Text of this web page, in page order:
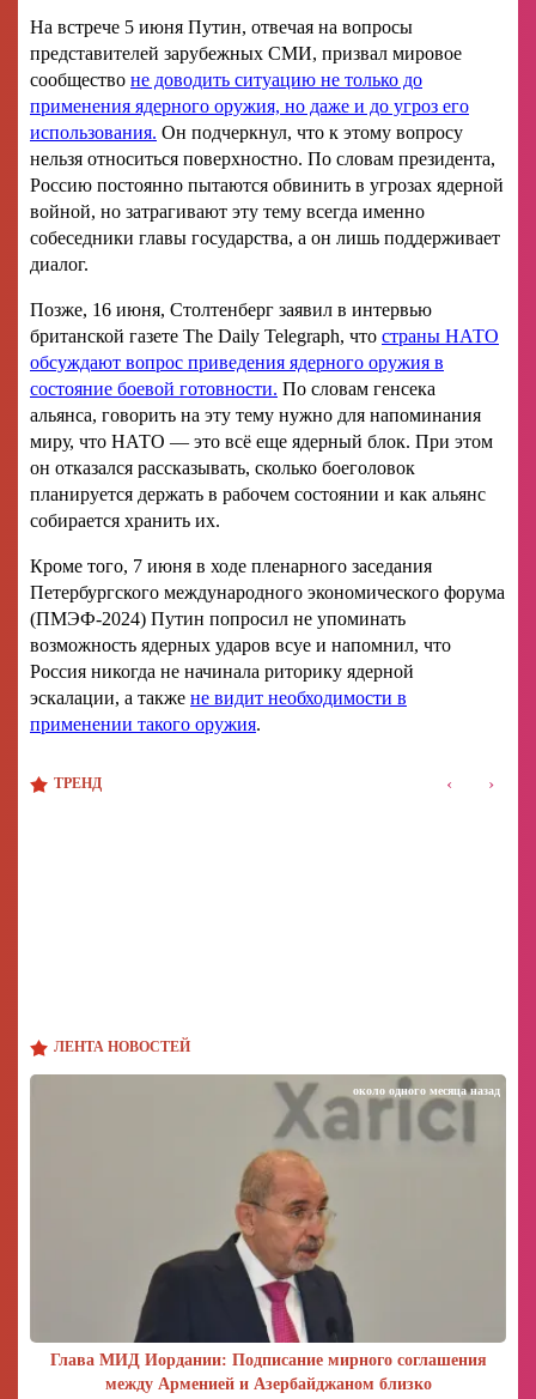
ЛЕНТА НОВОСТЕЙ
Глава МИД Иордании: Подписание мирного соглашения
между Арменией и Азербайджаном близко
около одного месяца назад
На встрече 5 июня Путин, отвечая на вопросы
представителей зарубежных СМИ, призвал мировое
сообщество не доводить ситуацию не только до
применения ядерного оружия, но даже и до угроз его
использования. Он подчеркнул, что к этому вопросу
нельзя относиться поверхностно. По словам президента,
Россию постоянно пытаются обвинить в угрозах ядерной
войной, но затрагивают эту тему всегда именно
собеседники главы государства, а он лишь поддерживает
диалог.
Позже, 16 июня, Столтенберг заявил в интервью
британской газете The Daily Telegraph, что страны НАТО
обсуждают вопрос приведения ядерного оружия в
состояние боевой готовности. По словам генсека
альянса, говорить на эту тему нужно для напоминания
миру, что НАТО — это всё еще ядерный блок. При этом
он отказался рассказывать, сколько боеголовок
планируется держать в рабочем состоянии и как альянс
собирается хранить их.
Кроме того, 7 июня в ходе пленарного заседания
Петербургского международного экономического форума
(ПМЭФ-2024) Путин попросил не упоминать
возможность ядерных ударов всуе и напомнил, что
Россия никогда не начинала риторику ядерной
эскалации, а также не видит необходимости в
применении такого оружия.
ТРЕНД ‹ ›